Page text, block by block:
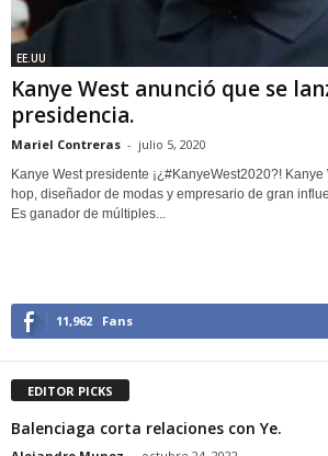
EE.UU
Kanye West anunció que se
presidencia.
Mariel Contreras - julio 5, 2020
Kanye West presidente ¡¿#KanyeWest2020?!
hop, diseñador de modas y empresario de gran
Es ganador de múltiples...
11,962 Fans
EDITOR PICKS
Balenciaga corta relaciones con Ye.